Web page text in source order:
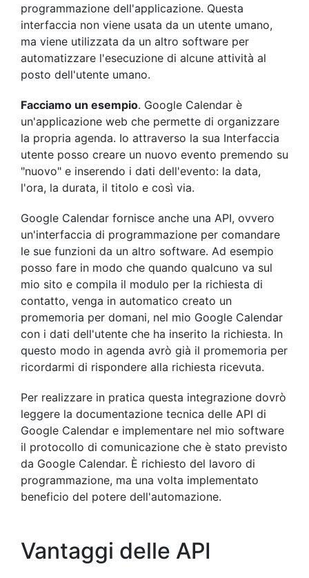
programmazione dell'applicazione. Questa
interfaccia non viene usata da un utente umano,
ma viene utilizzata da un altro software per
automatizzare l'esecuzione di alcune attività al
posto dell'utente umano.
Facciamo un esempio. Google Calendar è
un'applicazione web che permette di organizzare
la propria agenda. Io attraverso la sua Interfaccia
utente posso creare un nuovo evento premendo su
"nuovo" e inserendo i dati dell'evento: la data,
l'ora, la durata, il titolo e così via.
Google Calendar fornisce anche una API, ovvero
un'interfaccia di programmazione per comandare
le sue funzioni da un altro software. Ad esempio
posso fare in modo che quando qualcuno va sul
mio sito e compila il modulo per la richiesta di
contatto, venga in automatico creato un
promemoria per domani, nel mio Google Calendar
con i dati dell'utente che ha inserito la richiesta. In
questo modo in agenda avrò già il promemoria per
ricordarmi di rispondere alla richiesta ricevuta.
Per realizzare in pratica questa integrazione dovrò
leggere la documentazione tecnica delle API di
Google Calendar e implementare nel mio software
il protocollo di comunicazione che è stato previsto
da Google Calendar. È richiesto del lavoro di
programmazione, ma una volta implementato
beneficio del potere dell'automazione.
Vantaggi delle API